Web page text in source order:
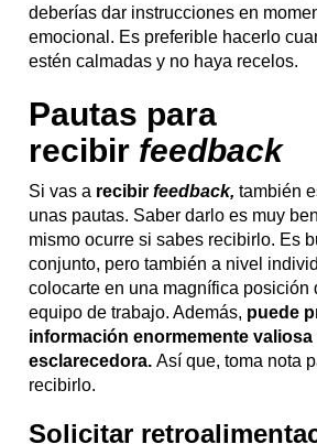
deberías dar instrucciones en
emocional. Es preferible hacerlo
estén calmadas y no haya recelos.
Pautas para
recibir feedback
Si vas a recibirfeedback,también
unas pautas. Saber darlo es muy
mismo ocurre si sabes recibirlo. Es
conjunto, pero también a nivel
colocarte en una magnífica posición
equipo de trabajo. Además, puede
información enormemente valiosa
esclarecedora.Así que, toma nota
recibirlo.
Solicitar